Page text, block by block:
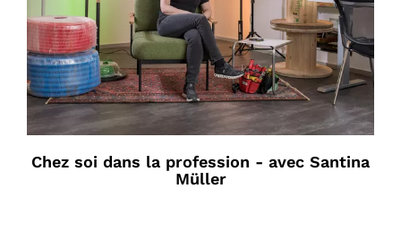
Chez soi dans la profession - avec Santina
Müller